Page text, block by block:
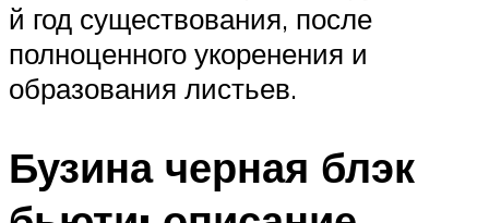
й год существования, после
полноценного укоренения и
образования листьев.
Бузина черная блэк